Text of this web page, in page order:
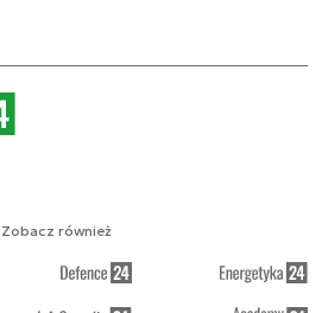
Zobacz również